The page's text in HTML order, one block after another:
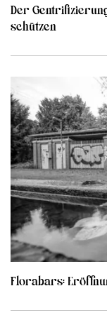
Der
schützen
Florabars: